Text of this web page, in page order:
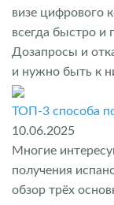
визе цифрового
всегда быстро и
Дозапросы и
и нужно быть к
ТОП-3 способа
10.06.2025
Многие
получения
обзор трёх